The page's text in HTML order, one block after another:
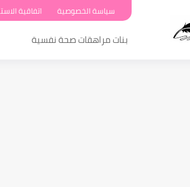
سياسة الخصوصية اتفاقية
بنات مراهقات صحة نفسية